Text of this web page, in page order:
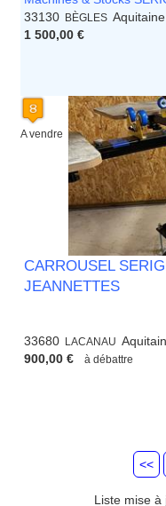
33130
BÈGLES Aquitaine
1 500,00 €
A vendre
CARROUSEL
JEANNETTES
33680 LACANAU
900,00 €
à débattre
<<
Liste mise à